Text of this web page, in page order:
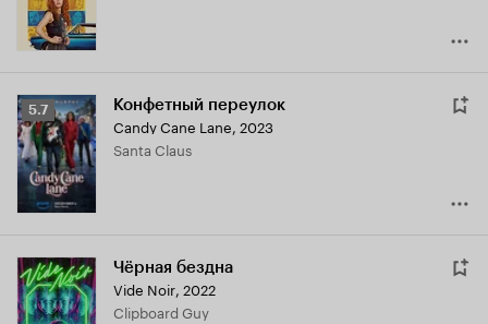
Рейтинг
Кинопоиска
5.7
5.7 Конфетный переулок
Candy Cane Lane, 2023
Santa Claus
Чёрная бездна
Vide Noir, 2022
Clipboard Guy